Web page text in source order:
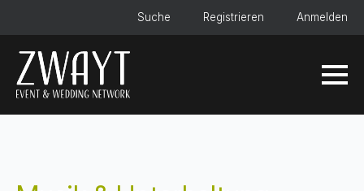
Suche Registrieren Anmelden